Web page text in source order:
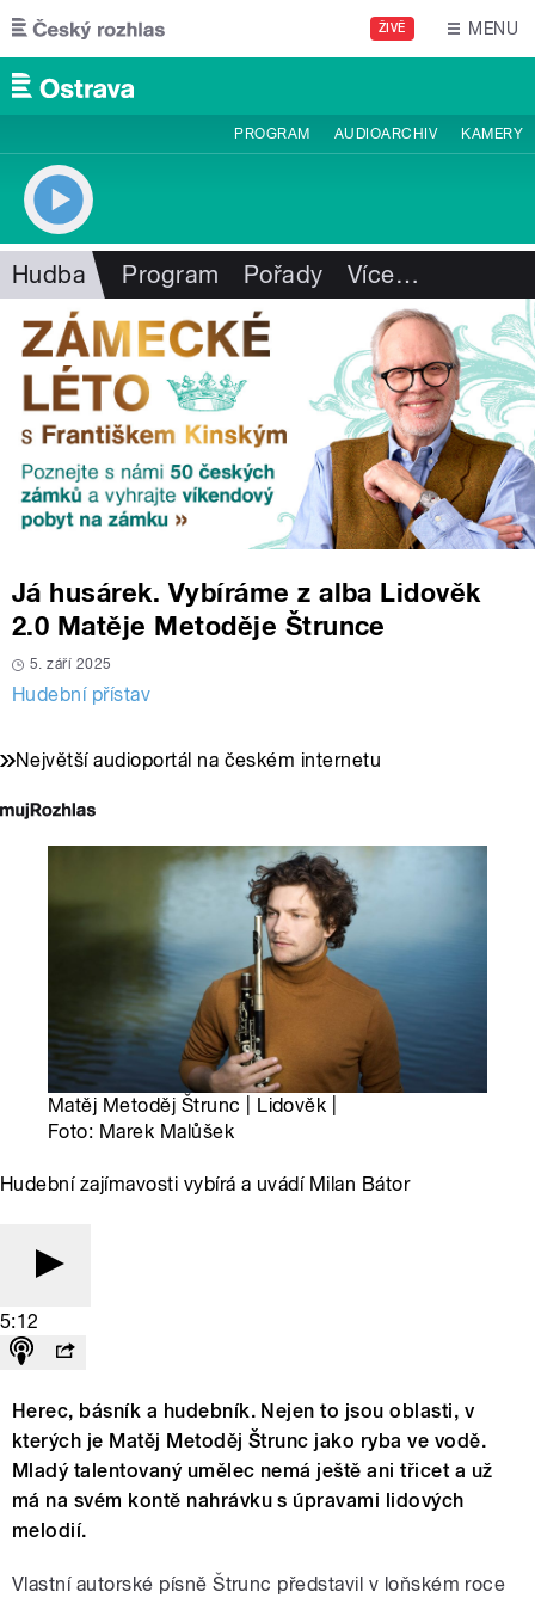
Přejít k hlavnímu obsahu
ŽIVĚ MENU
PROGRAM AUDIOARCHIV KAMERY
Hudba Program Pořady Více…
Já husárek. Vybíráme z alba Lidověk
2.0 Matěje Metoděje Štrunce
5. září 2025
Hudební přístav
Největší audioportál na českém internetu
Matěj Metoděj Štrunc | Lidověk |
Foto: Marek Malůšek
Hudební zajímavosti vybírá a uvádí Milan Bátor
5:12
Herec, básník a hudebník. Nejen to jsou oblasti, v
kterých je Matěj Metoděj Štrunc jako ryba ve vodě.
Mladý talentovaný umělec nemá ještě ani třicet a už
má na svém kontě nahrávku s úpravami lidových
melodií.
Vlastní autorské písně Štrunc představil v loňském roce